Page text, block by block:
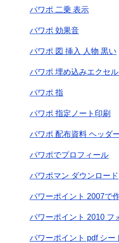
パワポ 二乗 表示
パワポ 効果音
パワポ 図 挿入 人物 黒い
パワポ 埋め込みエクセ
パワポ 指
パワポ 指定ノート印刷
パワポ 配布資料 ヘッダ
パワポでプロフィール
パワポマン ダウンロード
パワーポイント 2007で
パワーポイント 2010 フ
パワーポイント pdf シー